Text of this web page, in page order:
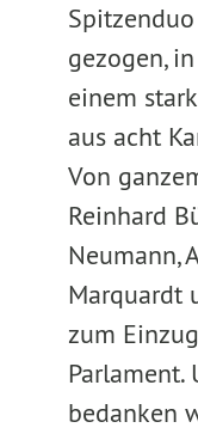
gezogen,
einem
aus acht
Von
Reinhard
Neumann,
Marquardt
zum
Parlament.
bedanken